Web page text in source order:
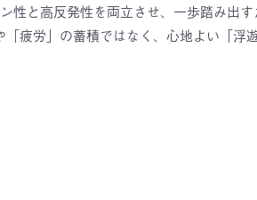
性と高反発性を両立させ、一歩踏み出
疲労」の蓄積ではなく、心地よい「浮